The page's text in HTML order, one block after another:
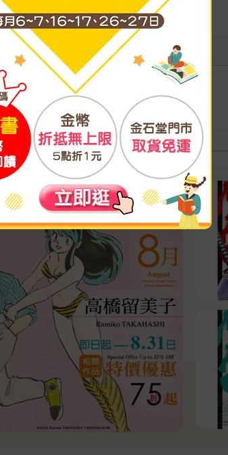
寫評價